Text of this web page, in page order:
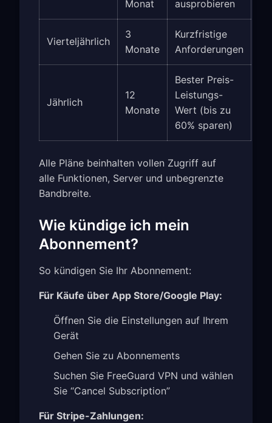
Monat ausprobieren
Vierteljährlich
3
Monate
Kurzfristige
Anforderungen
Jährlich
12
Monate
Bester Preis-
Leistungs-
Wert (bis zu
60% sparen)
Alle Pläne beinhalten vollen Zugriff auf
alle Funktionen, Server und unbegrenzte
Bandbreite.
Wie kündige ich mein
Abonnement?
So kündigen Sie Ihr Abonnement:
Für Käufe über App Store/Google Play:
Öffnen Sie die Einstellungen auf Ihrem
Gerät
Gehen Sie zu Abonnements
Suchen Sie FreeGuard VPN und wählen
Sie “Cancel Subscription”
Für Stripe-Zahlungen: